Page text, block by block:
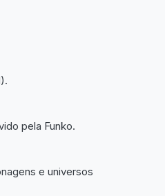
pela Funko.
e universos